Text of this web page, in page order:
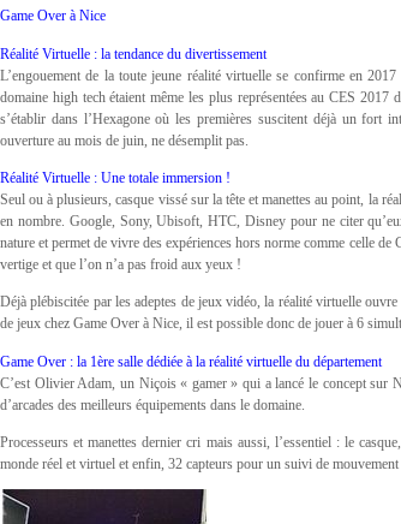
Game Over à Nice
Réalité Virtuelle : la tendance du divertissement
L’engouement de la toute jeune réalité virtuelle se confirme en
domaine high tech étaient même les plus représentées au CES
s’établir dans l’Hexagone où les premières suscitent déjà un fort
ouverture au mois de juin, ne désemplit pas.
Réalité Virtuelle : Une totale immersion !
Seul ou à plusieurs, casque vissé sur la tête et manettes au point, la
en nombre. Google, Sony, Ubisoft, HTC, Disney pour ne citer
nature et permet de vivre des expériences hors norme comme celle
vertige et que l’on n’a pas froid aux yeux !
Déjà plébiscitée par les adeptes de jeux vidéo, la réalité virtuelle
de jeux chez Game Over à Nice, il est possible donc de jouer à 6
Game Over : la 1ère salle dédiée à la réalité virtuelle du département
C’est Olivier Adam, un Niçois « gamer » qui a lancé le concept sur
d’arcades des meilleurs équipements dans le domaine.
Processeurs et manettes dernier cri mais aussi, l’essentiel : le
monde réel et virtuel et enfin, 32 capteurs pour un suivi de mouvement